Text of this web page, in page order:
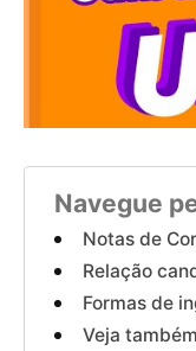
Navegue
Notas de
Relação
Formas de
Veja